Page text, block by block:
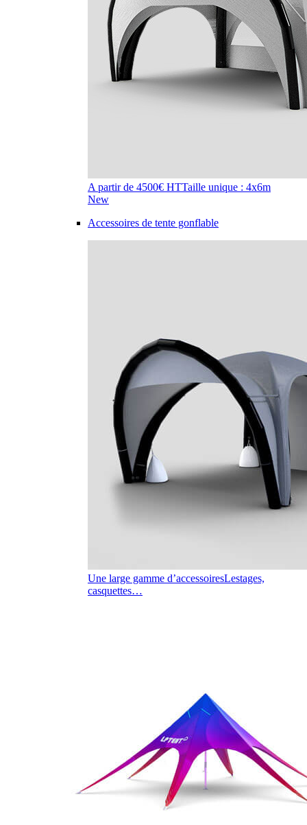
A partir de 4500€ HTTaille unique : 4x6m
New
Accessoires de tente gonflable
Une large gamme d’accessoiresLestages,
casquettes…